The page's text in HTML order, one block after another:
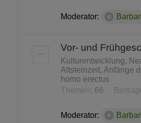
Moderator:
Vor- und
Kulturentwicklung,
Altsteinzeit, Anfänge
homo erectus
Themen: 66
Moderator: